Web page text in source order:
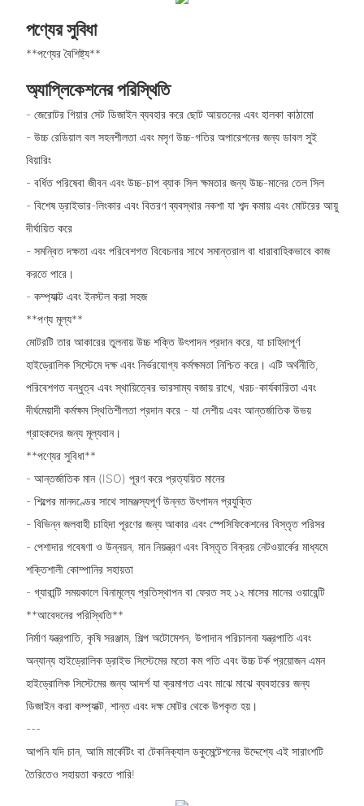
পণ্যের সুবিধা
**পণ্যের বৈশিষ্ট্য**
অ্যাপ্লিকেশনের পরিস্থিতি
- জেরোটর গিয়ার সেট ডিজাইন ব্যবহার করে ছোট আয়তনের এবং হালকা কাঠামো
- উচ্চ রেডিয়াল বল সহনশীলতা এবং মসৃণ উচ্চ-গতির অপারেশনের জন্য ডাবল সুই
বিয়ারিং
- বর্ধিত পরিষেবা জীবন এবং উচ্চ-চাপ ব্যাক সিল ক্ষমতার জন্য উচ্চ-মানের তেল সিল
- বিশেষ ড্রাইভার-লিংকার এবং বিতরণ ব্যবস্থার নকশা যা শব্দ কমায় এবং মোটরের আয়ু
দীর্ঘায়িত করে
- সমন্বিত দক্ষতা এবং পরিবেশগত বিবেচনার সাথে সমান্তরাল বা ধারাবাহিকভাবে কাজ
করতে পারে।
- কম্প্যাক্ট এবং ইনস্টল করা সহজ
**পণ্য মূল্য**
মোটরটি তার আকারের তুলনায় উচ্চ শক্তি উৎপাদন প্রদান করে, যা চাহিদাপূর্ণ
হাইড্রোলিক সিস্টেমে দক্ষ এবং নির্ভরযোগ্য কর্মক্ষমতা নিশ্চিত করে। এটি অর্থনীতি,
পরিবেশগত বন্ধুত্ব এবং স্থায়িত্বের ভারসাম্য বজায় রাখে, খরচ-কার্যকারিতা এবং
দীর্ঘমেয়াদী কর্মক্ষম স্থিতিশীলতা প্রদান করে - যা দেশীয় এবং আন্তর্জাতিক উভয়
গ্রাহকদের জন্য মূল্যবান।
**পণ্যের সুবিধা**
- আন্তর্জাতিক মান (ISO) পূরণ করে প্রত্যয়িত মানের
- শিল্পের মানদণ্ডের সাথে সামঞ্জস্যপূর্ণ উন্নত উৎপাদন প্রযুক্তি
- বিভিন্ন জলবাহী চাহিদা পূরণের জন্য আকার এবং স্পেসিফিকেশনের বিস্তৃত পরিসর
- পেশাদার গবেষণা ও উন্নয়ন, মান নিয়ন্ত্রণ এবং বিস্তৃত বিক্রয় নেটওয়ার্কের মাধ্যমে
শক্তিশালী কোম্পানির সহায়তা
- গ্যারান্টি সময়কালে বিনামূল্যে প্রতিস্থাপন বা ফেরত সহ ১২ মাসের মানের ওয়ারেন্টি
**আবেদনের পরিস্থিতি**
নির্মাণ যন্ত্রপাতি, কৃষি সরঞ্জাম, শিল্প অটোমেশন, উপাদান পরিচালনা যন্ত্রপাতি এবং
অন্যান্য হাইড্রোলিক ড্রাইভ সিস্টেমের মতো কম গতি এবং উচ্চ টর্ক প্রয়োজন এমন
হাইড্রোলিক সিস্টেমের জন্য আদর্শ যা ক্রমাগত এবং মাঝে মাঝে ব্যবহারের জন্য
ডিজাইন করা কম্প্যাক্ট, শান্ত এবং দক্ষ মোটর থেকে উপকৃত হয়।
---
আপনি যদি চান, আমি মার্কেটিং বা টেকনিক্যাল ডকুমেন্টেশনের উদ্দেশ্যে এই সারাংশটি
তৈরিতেও সহায়তা করতে পারি!